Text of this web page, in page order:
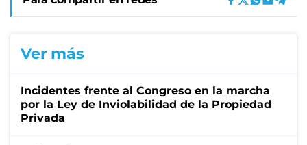
Ver más
Incidentes frente al Congreso en la marcha
por la Ley de Inviolabilidad de la Propiedad
Privada